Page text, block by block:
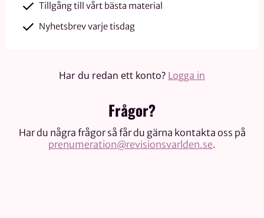
Tillgång till vårt bästa material
Nyhetsbrev varje tisdag
Har du redan ett konto? Logga in
Frågor?
Har du några frågor så får du gärna kontakta oss på
prenumeration@revisionsvarlden.se.